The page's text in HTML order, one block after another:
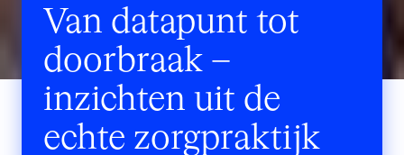
Van datapunt tot
doorbraak –
inzichten uit de
echte zorgpraktijk